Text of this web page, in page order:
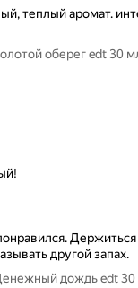
теплый аромат.
оберег edt 30
другой запах.
дождь edt 30